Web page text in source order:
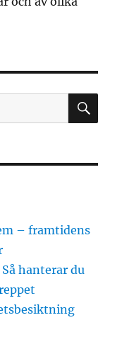
– framtidens
hanterar du